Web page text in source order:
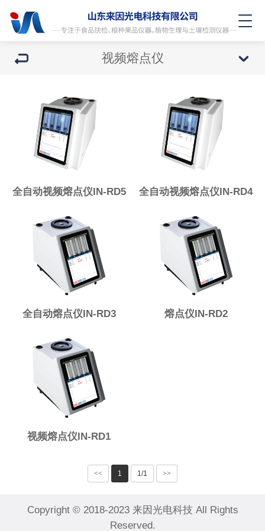
视频熔点仪
全自动视频熔点仪IN-RD5 ​全自动视频熔点仪IN-RD4
全自动熔点仪IN-RD3 熔点仪IN-RD2
视频熔点仪IN-RD1
<< 1 1/1 >>
Copyright © 2018-2023 来因光电科技 All Rights
Reserved.